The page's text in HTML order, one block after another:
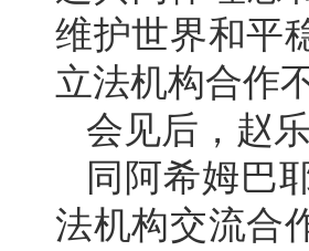
维护世界和平
立法机构合作
会见后，赵
同阿希姆巴
法机构交流合